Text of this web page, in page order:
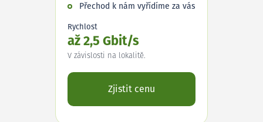
Přechod k nám vyřídíme za vás
Rychlost
až 2,5 Gbit/s
V závislosti na lokalitě.
Zjistit cenu